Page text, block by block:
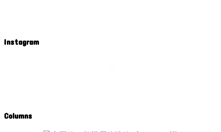
Instagram
Columns